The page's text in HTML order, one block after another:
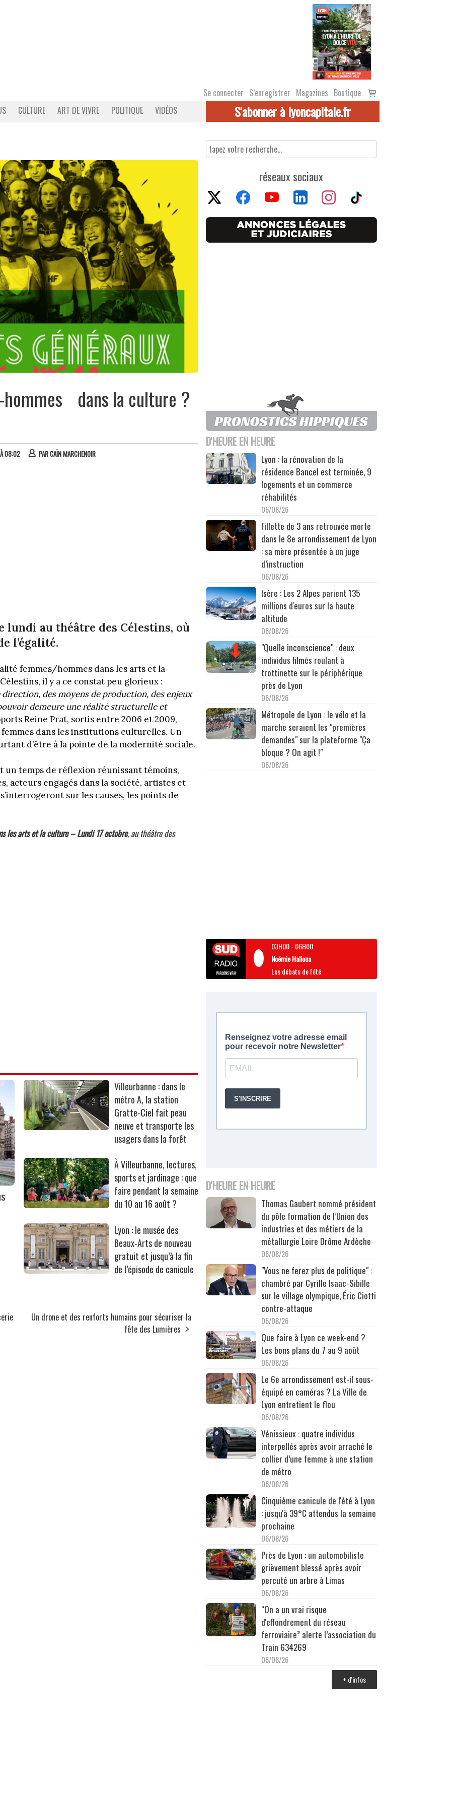
Se connecter S’enregistrer Magazines Boutique
Voir
le
CULTURE ART DE VIVRE POLITIQUE VIDÉOS S'abonner à lyoncapitale.fr
hommes dans la culture ?
À 08:02 PARCAÏN MARCHENOIR
lundi au théâtre des Célestins, où
l’égalité.
femmes/hommes dans les arts et la
il y a ce constat peu glorieux :
direction, des moyens de production, des enjeux
demeure une réalité structurelle et
Reine Prat, sortis entre 2006 et 2009,
dans les institutions culturelles. Un
d’être à la pointe de la modernité sociale.
un temps de réflexion réunissant témoins,
acteurs engagés dans la société, artistes et
sur les causes, les points de
les arts et la culture –Lundi 17 octobre, au théâtre des
Villeurbanne : dans le
métro A, la station
Gratte-Ciel fait peau
neuve et transporte les
usagers dans la forêt
À Villeurbanne, lectures,
sports et jardinage : que
faire pendant la semaine
du 10 au 16 août ?
Lyon : le musée des
Beaux-Arts de nouveau
gratuit et jusqu’à la fin
de l’épisode de canicule
Un drone et des renforts humains pour sécuriser la
fête des Lumières
réseaux sociaux
D'HEURE EN HEURE
Lyon : la rénovation de la
résidence Bancel est terminée, 9
logements et un commerce
réhabilités
06/08/26
Fillette de 3 ans retrouvée morte
dans le 8e arrondissement de Lyon
: sa mère présentée à un juge
d’instruction
06/08/26
Isère : Les 2 Alpes parient 135
millions d'euros sur la haute
altitude
06/08/26
"Quelle inconscience" : deux
individus filmés roulant à
trottinette sur le périphérique
près de Lyon
06/08/26
Métropole de Lyon : le vélo et la
marche seraient les "premières
demandes" sur la plateforme "Ça
bloque ? On agit !"
06/08/26
03H00- 06H00
Noémie Halioua
Les débats de l'été
D'HEURE EN HEURE
Thomas Gaubert nommé président
du pôle formation de l’Union des
industries et des métiers de la
métallurgie Loire Drôme Ardèche
06/08/26
"Vous ne ferez plus de politique" :
chambré par Cyrille Isaac-Sibille
sur le village olympique, Éric Ciotti
contre-attaque
06/08/26
Que faire à Lyon ce week-end ?
Les bons plans du 7 au 9 août
06/08/26
Le 6e arrondissement est-il sous-
équipé en caméras ? La Ville de
Lyon entretient le flou
06/08/26
Vénissieux : quatre individus
interpellés après avoir arraché le
collier d’une femme à une station
de métro
06/08/26
Cinquième canicule de l'été à Lyon
: jusqu'à 39°C attendus la semaine
prochaine
06/08/26
Près de Lyon : un automobiliste
grièvement blessé après avoir
percuté un arbre à Limas
06/08/26
“On a un vrai risque
d'effondrement du réseau
ferroviaire” alerte l’association du
Train 634269
06/08/26
+ d'infos